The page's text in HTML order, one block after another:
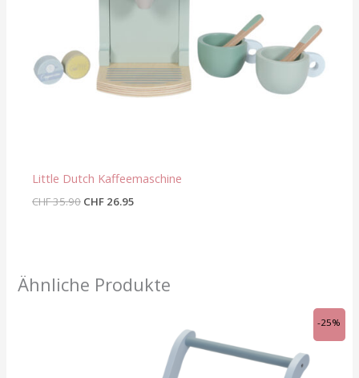
Little Dutch Kaffeemaschine
CHF35.90 CHF26.95
Ähnliche Produkte
-25%
CHF 59.95.